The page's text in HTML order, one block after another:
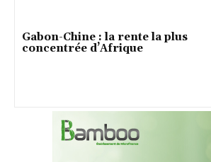
Gabon-Chine : la rente la plus
concentrée d’Afrique